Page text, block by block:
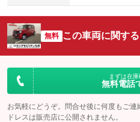
無料 この車両に関す
まずは在
無料電話
お気軽にどうぞ。問合せ後に何度もご
ドレスは販売店に公開されません。